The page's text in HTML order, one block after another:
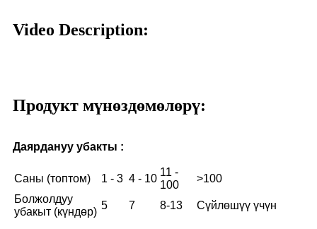
Video Description:
Продукт мүнөздөмөлөрү:
Даярдануу убакты :
Саны (топтом) 1 - 3 4 - 10
11 -
100
>100
Болжолдуу
убакыт (күндөр)
5 7 8-13 Сүйлөшүү үчүн